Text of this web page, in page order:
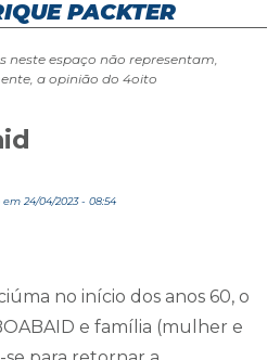
PACKTER
neste espaço não representam,
a opinião do 4oito
24/04/2023 - 08:54
no início dos anos 60, o
e família (mulher e